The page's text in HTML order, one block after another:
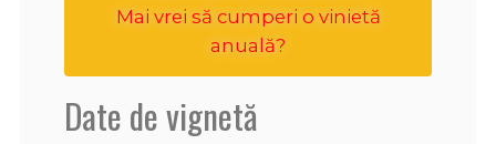
Mai vrei să cumperi o vinietă
anuală?
Date de vignetă